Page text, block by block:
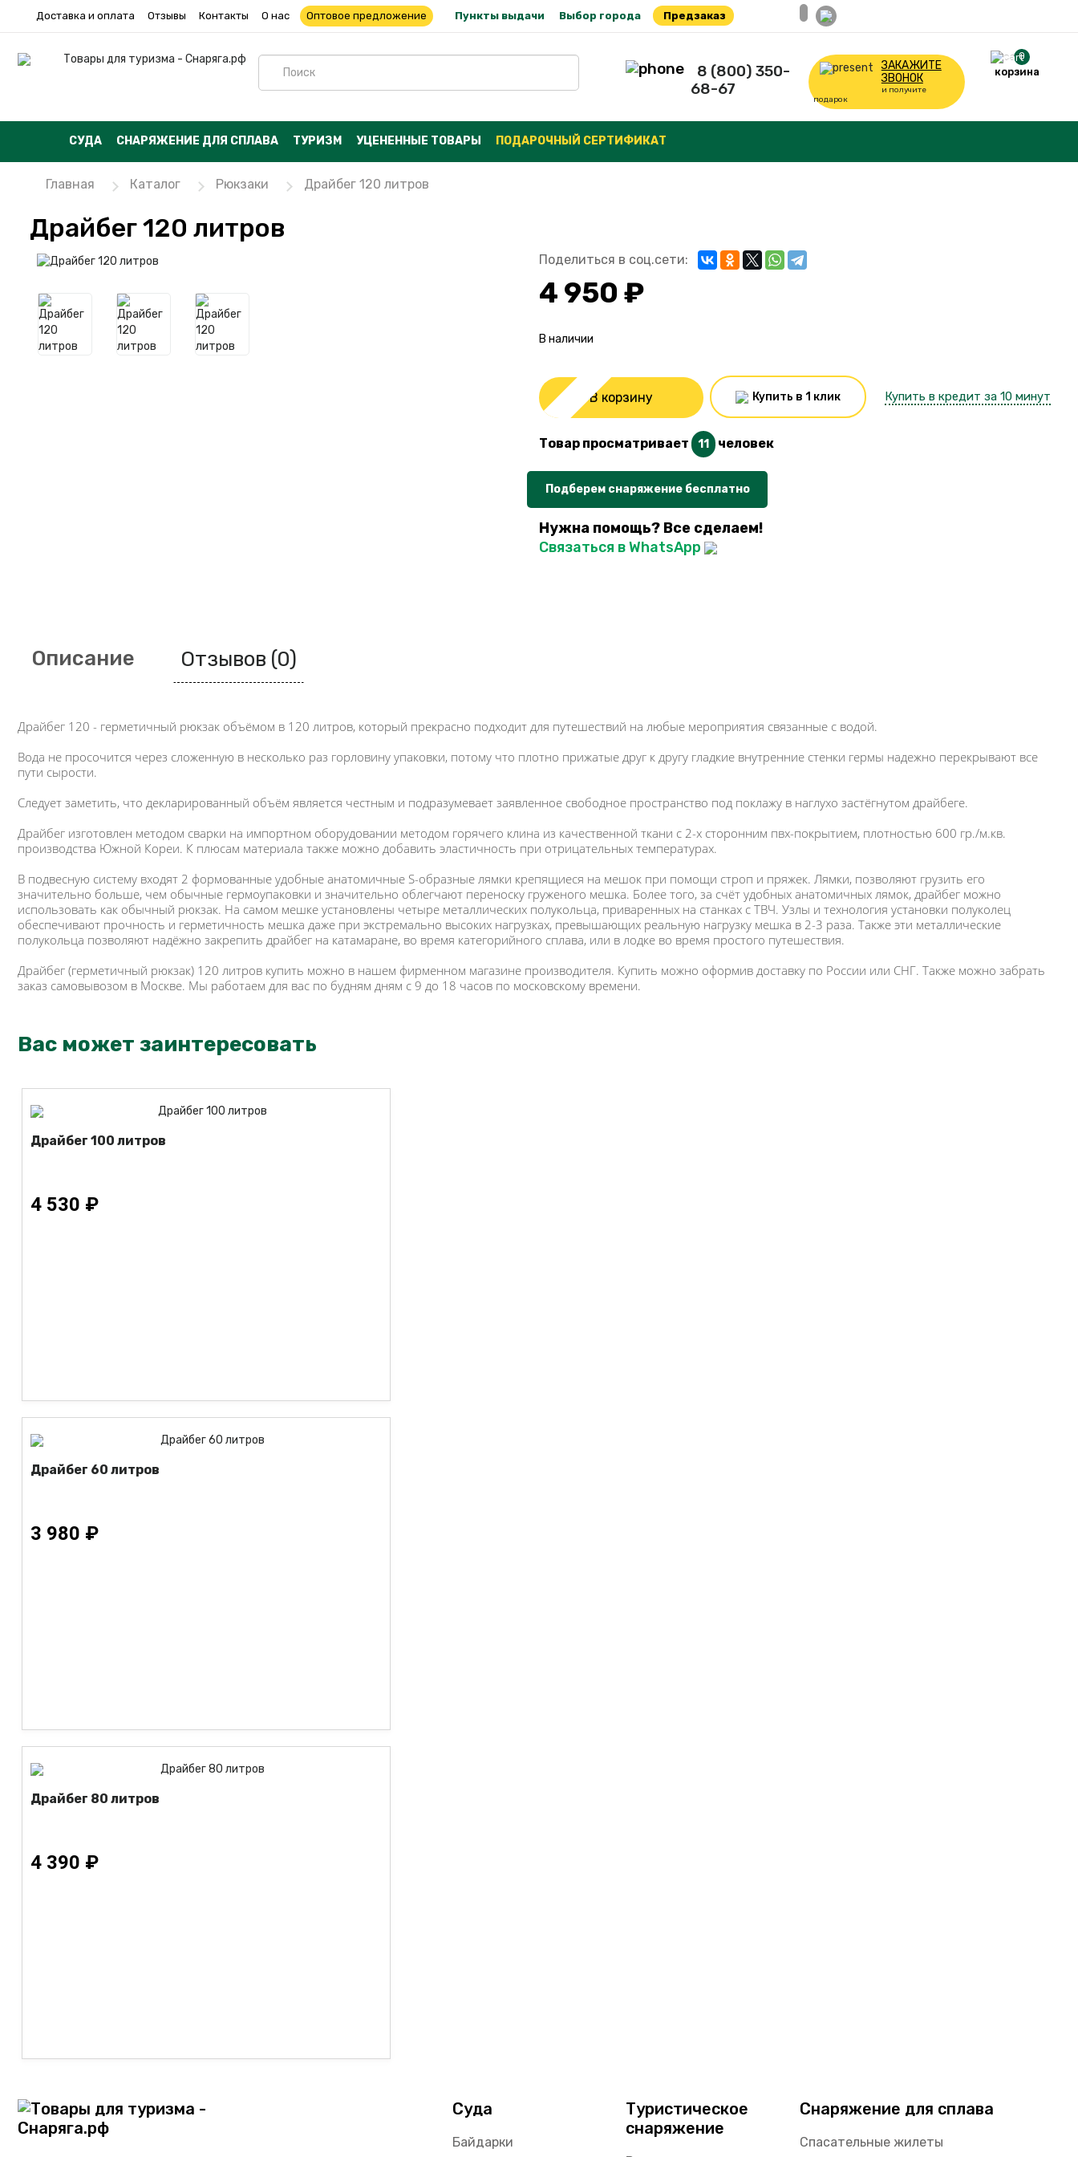
Доставка и оплата Отзывы Контакты О нас Оптовое предложение Пункты выдачи Выбор города Предзаказ
8 (800) 350-
68-67
ЗАКАЖИТЕ
ЗВОНОК
и получите
подарок
0
корзина
СУДА СНАРЯЖЕНИЕ ДЛЯ СПЛАВА ТУРИЗМ УЦЕНЕННЫЕ ТОВАРЫ ПОДАРОЧНЫЙ СЕРТИФИКАТ
Главная Каталог Рюкзаки Драйбег 120 литров
Драйбег 120 литров
Поделиться в соц.сети:
4 950 ₽
В наличии
В корзину Купить в 1 клик Купить в кредит за 10 минут
Товар просматривает 11 человек
Подберем снаряжение бесплатно
Нужна помощь? Все сделаем!
Связаться в WhatsApp
Описание Отзывов (0)
Драйбег 120 - герметичный рюкзак объёмом в 120 литров, который прекрасно подходит для путешествий на любые мероприятия связанные с водой.
Вода не просочится через сложенную в несколько раз горловину упаковки, потому что плотно прижатые друг к другу гладкие внутренние стенки гермы надежно перекрывают все
пути сырости.
Следует заметить, что декларированный объём является честным и подразумевает заявленное свободное пространство под поклажу в наглухо застёгнутом драйбеге.
Драйбег изготовлен методом сварки на импортном оборудовании методом горячего клина из качественной ткани с 2-х сторонним пвх-покрытием, плотностью 600 гр./м.кв.
производства Южной Кореи. К плюсам материала также можно добавить эластичность при отрицательных температурах.
В подвесную систему входят 2 формованные удобные анатомичные S-образные лямки крепящиеся на мешок при помощи строп и пряжек. Лямки, позволяют грузить его
значительно больше, чем обычные гермоупаковки и значительно облегчают переноску груженого мешка. Более того, за счёт удобных анатомичных лямок, драйбег можно
использовать как обычный рюкзак. На самом мешке установлены четыре металлических полукольца, приваренных на станках с ТВЧ. Узлы и технология установки полуколец
обеспечивают прочность и герметичность мешка даже при экстремально высоких нагрузках, превышающих реальную нагрузку мешка в 2-3 раза. Также эти металлические
полукольца позволяют надёжно закрепить драйбег на катамаране, во время категорийного сплава, или в лодке во время простого путешествия.
Драйбег (герметичный рюкзак) 120 литров купить можно в нашем фирменном магазине производителя. Купить можно оформив доставку по России или СНГ. Также можно забрать
заказ самовывозом в Москве. Мы работаем для вас по будням дням с 9 до 18 часов по московскому времени.
Вас может заинтересовать
Драйбег 100 литров
4 530 ₽
Драйбег 60 литров
3 980 ₽
Драйбег 80 литров
4 390 ₽
Суда
Байдарки
Туристическое
снаряжение
Снаряжение для сплава
Спасательные жилеты